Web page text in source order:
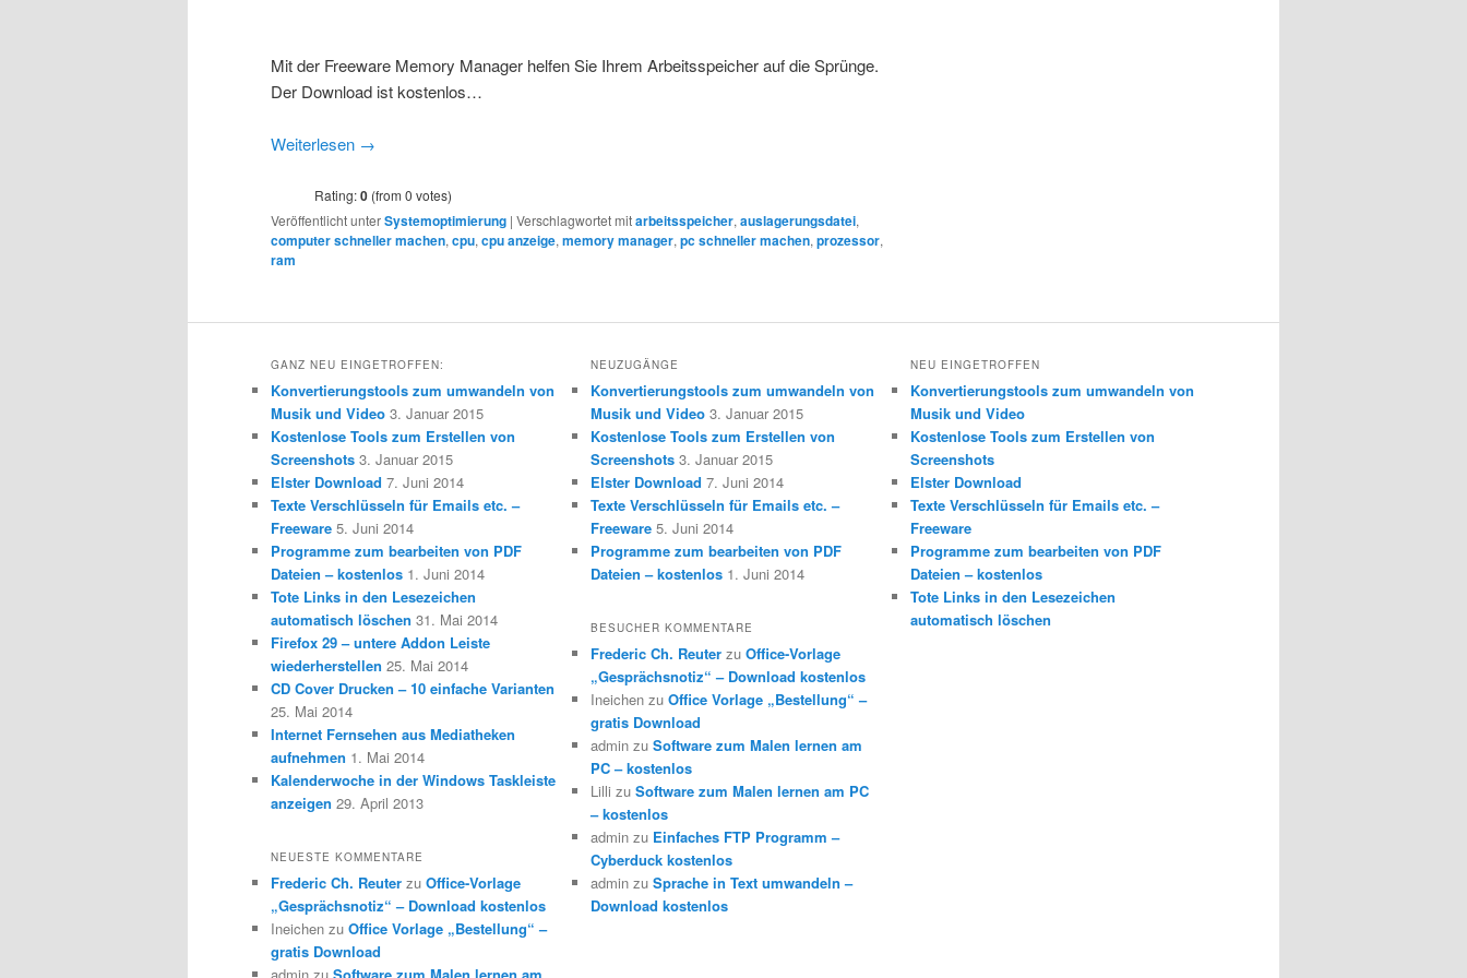
Mit der Freeware Memory Manager helfen Sie Ihrem Arbeitsspeicher auf die Sprünge.
Der Download ist kostenlos…
Weiterlesen →
Rating:0 (from 0 votes)
Veröffentlicht unterSystemoptimierung | Verschlagwortet mitarbeitsspeicher, auslagerungsdatei,
computer schneller machen, cpu, cpu anzeige, memory manager, pc schneller machen, prozessor,
ram
GANZ NEU EINGETROFFEN:
Konvertierungstools zum umwandeln von
Musik und Video 3. Januar 2015
Kostenlose Tools zum Erstellen von
Screenshots 3. Januar 2015
Elster Download 7. Juni 2014
Texte Verschlüsseln für Emails etc. –
Freeware 5. Juni 2014
Programme zum bearbeiten von PDF
Dateien – kostenlos 1. Juni 2014
Tote Links in den Lesezeichen
automatisch löschen 31. Mai 2014
Firefox 29 – untere Addon Leiste
wiederherstellen 25. Mai 2014
CD Cover Drucken – 10 einfache Varianten
25. Mai 2014
Internet Fernsehen aus Mediatheken
aufnehmen 1. Mai 2014
Kalenderwoche in der Windows Taskleiste
anzeigen 29. April 2013
NEUESTE KOMMENTARE
Frederic Ch. Reuter zu Office-Vorlage
„Gesprächsnotiz“ – Download kostenlos
Ineichen zu Office Vorlage „Bestellung“ –
gratis Download
NEUZUGÄNGE
Konvertierungstools zum umwandeln von
Musik und Video 3. Januar 2015
Kostenlose Tools zum Erstellen von
Screenshots 3. Januar 2015
Elster Download 7. Juni 2014
Texte Verschlüsseln für Emails etc. –
Freeware 5. Juni 2014
Programme zum bearbeiten von PDF
Dateien – kostenlos 1. Juni 2014
BESUCHER KOMMENTARE
Frederic Ch. Reuterzu Office-Vorlage
„Gesprächsnotiz“ – Download kostenlos
Ineichenzu Office Vorlage „Bestellung“ –
gratis Download
adminzu Software zum Malen lernen am
PC – kostenlos
Lilli zu Software zum Malen lernen am PC
– kostenlos
adminzu Einfaches FTP Programm –
Cyberduck kostenlos
adminzu Sprache in Text umwandeln –
Download kostenlos
NEU EINGETROFFEN
Konvertierungstools zum umwandeln von
Musik und Video
Kostenlose Tools zum Erstellen von
Screenshots
Elster Download
Texte Verschlüsseln für Emails etc. –
Freeware
Programme zum bearbeiten von PDF
Dateien – kostenlos
Tote Links in den Lesezeichen
automatisch löschen